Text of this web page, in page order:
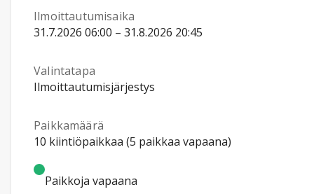
Ilmoittautumisaika
31.7.2026 06:00 – 31.8.2026 20:45
Valintatapa
Ilmoittautumisjärjestys
Paikkamäärä
10 kiintiöpaikkaa (5 paikkaa vapaana)
Paikkoja vapaana